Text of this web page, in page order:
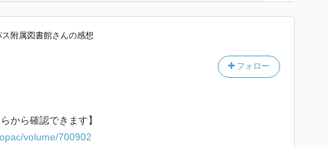
附属図書館さんの感想
フォロー
から確認できます】
volume/700902